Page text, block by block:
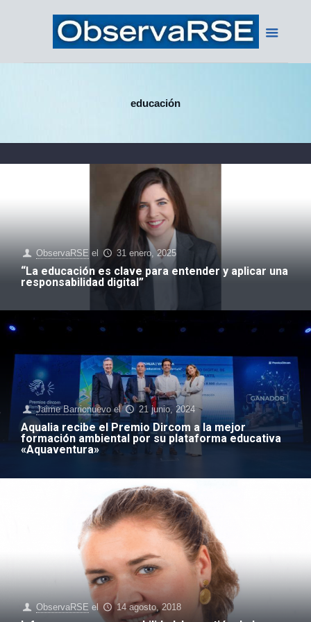
educación
ObservaRSE el 31 enero, 2025
“La educación es clave para entender y aplicar una
responsabilidad digital”
Jaime Barrionuevo el 21 junio, 2024
Aqualia recibe el Premio Dircom a la mejor
formación ambiental por su plataforma educativa
«Aquaventura»
ObservaRSE el 14 agosto, 2018